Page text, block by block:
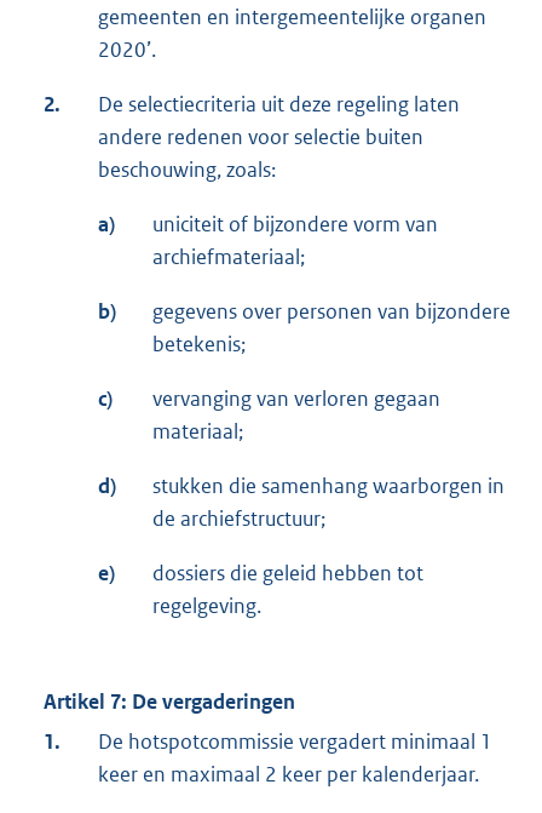
gemeenten en intergemeentelijke organen
2020’.
2.
De selectiecriteria uit deze regeling laten
andere redenen voor selectie buiten
beschouwing, zoals:
a)
uniciteit of bijzondere vorm van
archiefmateriaal;
b)
gegevens over personen van bijzondere
betekenis;
c)
vervanging van verloren gegaan
materiaal;
d)
stukken die samenhang waarborgen in
de archiefstructuur;
e)
dossiers die geleid hebben tot
regelgeving.
Artikel 7: De vergaderingen
1.
De hotspotcommissie vergadert minimaal 1
keer en maximaal 2 keer per kalenderjaar.